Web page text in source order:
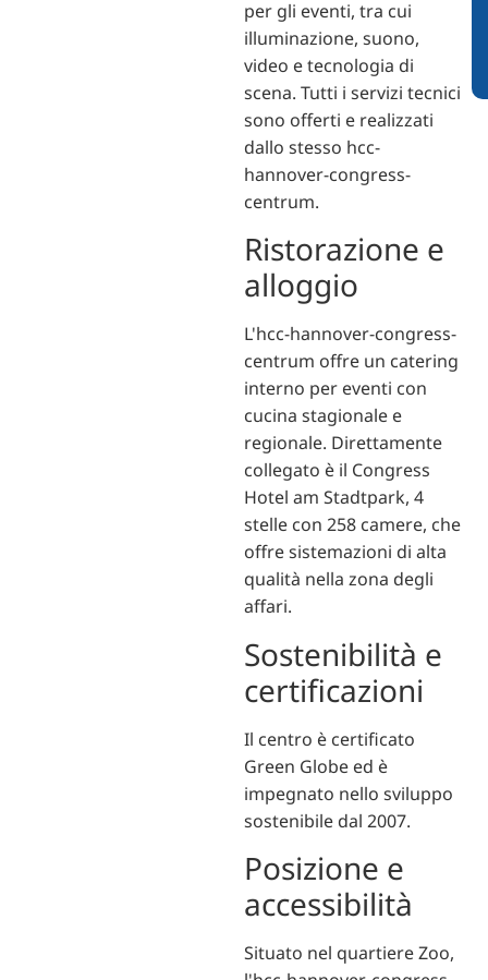
per gli eventi, tra cui
illuminazione, suono,
video e tecnologia di
scena. Tutti i servizi tecnici
sono offerti e realizzati
dallo stesso hcc-
hannover-congress-
centrum.
Ristorazione e
alloggio
L'hcc-hannover-congress-
centrum offre un catering
interno per eventi con
cucina stagionale e
regionale. Direttamente
collegato è il Congress
Hotel am Stadtpark, 4
stelle con 258 camere, che
offre sistemazioni di alta
qualità nella zona degli
affari.
Sostenibilità e
certificazioni
Il centro è certificato
Green Globe ed è
impegnato nello sviluppo
sostenibile dal 2007.
Posizione e
accessibilità
Situato nel quartiere Zoo,